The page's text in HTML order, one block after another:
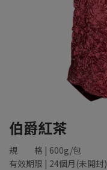
伯爵紅茶
規 格 | 600g/包
有效期限 | 24個月(未開封)